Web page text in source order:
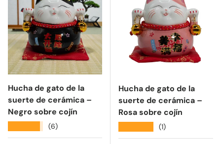
Hucha de gato de la
suerte de cerámica –
Negro sobre cojín
(6)
Hucha de gato de la
suerte de cerámica –
Rosa sobre cojín
(1)